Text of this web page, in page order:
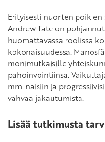
Erityisesti nuorten
Andrew Tate on
huomattavassa roolissa
kokonaisuudessa.
monimutkaisille
pahoinvointiinsa.
mm. naisiin ja
vahvaa jakautumista.
Lisää tutkimusta